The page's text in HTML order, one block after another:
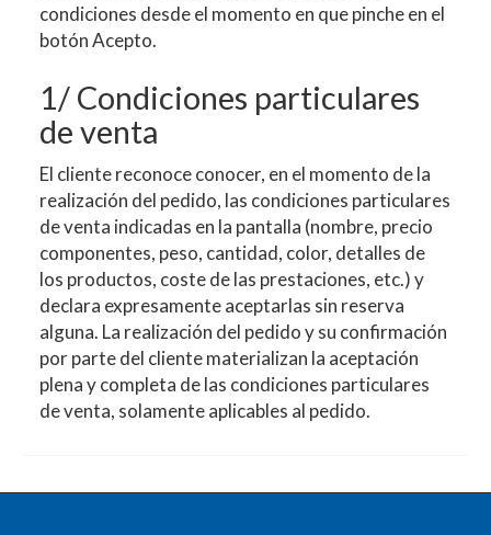
condiciones desde el momento en que pinche en el
botón Acepto.
1/ Condiciones particulares
de venta
El cliente reconoce conocer, en el momento de la
realización del pedido, las condiciones particulares
de venta indicadas en la pantalla (nombre, precio
componentes, peso, cantidad, color, detalles de
los productos, coste de las prestaciones, etc.) y
declara expresamente aceptarlas sin reserva
alguna. La realización del pedido y su confirmación
por parte del cliente materializan la aceptación
plena y completa de las condiciones particulares
de venta, solamente aplicables al pedido.